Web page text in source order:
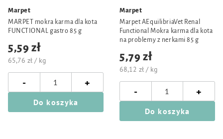
Marpet
MARPET mokra karma dla kota
FUNCTIONAL gastro 85 g
5,59 zł
65,76 zł / kg
- +
Do koszyka
Marpet
Marpet AEquilibriaVet Renal
Functional Mokra karma dla kota
na problemy z nerkami 85 g
5,79 zł
68,12 zł / kg
- +
Do koszyka